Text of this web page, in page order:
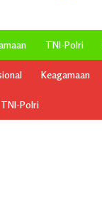
TNI-Polri
Keagamaan
TNI-Polri